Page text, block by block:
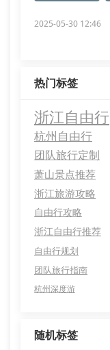
2025-05-30 12:46
热门标签
浙江自由行
杭州自由行
团队旅行定制
萧山景点推荐
浙江旅游攻略
自由行攻略
浙江自由行推荐
自由行规划
团队旅行指南
杭州深度游
随机标签